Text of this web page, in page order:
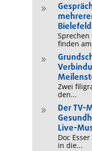
9
Bielefeld
Sprechen
finden
9
Zwei
den...
9
Der TV-
Live-
Doc
in die...